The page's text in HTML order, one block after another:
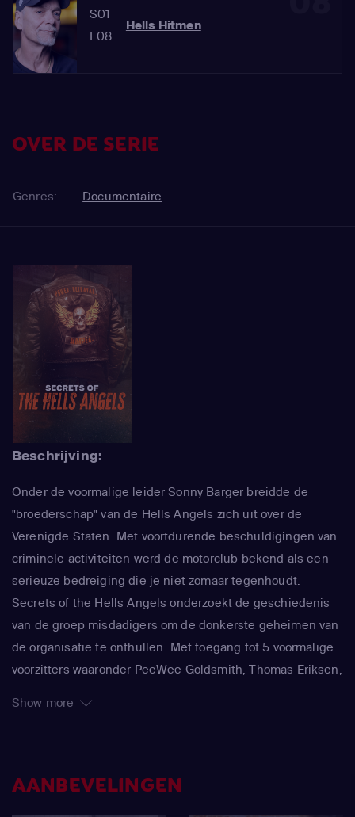
S01
E08
Hells Hitmen
OVER DE SERIE
Genres: Documentaire
Beschrijving:
Onder de voormalige leider Sonny Barger breidde de
"broederschap" van de Hells Angels zich uit over de
Verenigde Staten. Met voortdurende beschuldigingen van
criminele activiteiten werd de motorclub bekend als een
serieuze bedreiging die je niet zomaar tegenhoudt.
Secrets of the Hells Angels onderzoekt de geschiedenis
van de groep misdadigers om de donkerste geheimen van
de organisatie te onthullen. Met toegang tot 5 voormalige
voorzitters waaronder PeeWee Goldsmith, Thomas Eriksen,
beter georganiseerde groep waren dan men zich
Show more
AANBEVELINGEN